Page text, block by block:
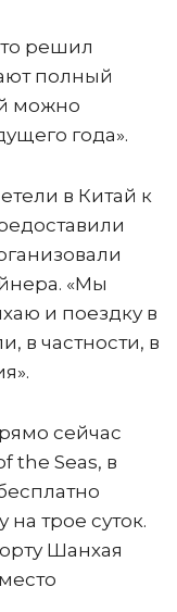
решил
полный
можно
года».
в Китай к
«Мы
и поездку в
в частности, в
сейчас
the Seas, в
трое суток.
Шанхая